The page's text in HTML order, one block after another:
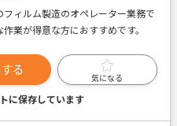
フィルム製造のオペレーター業務で
業が得意な方におすすめです。
る
気になる
に保存しています